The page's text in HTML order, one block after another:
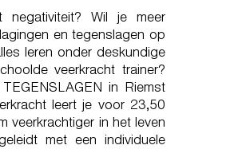
Wil je meer
en tegenslagen op
leren onder deskundige
veerkracht trainer?
in Riemst
leert je voor 23,50
veerkrachtiger in het leven
met een individuele